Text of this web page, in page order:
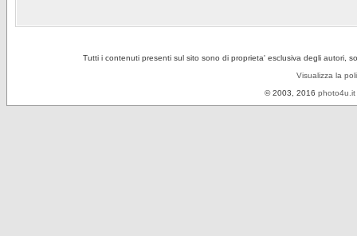
Tutti i contenuti presenti sul sito sono di proprieta' esclusiva degli autori,
Visualizza la
© 2003, 2016 photo4u.it